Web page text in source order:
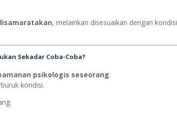
, melainkan disesuaikan dengan kondisi
Sekadar Coba-Coba?
psikologis seseorang.
kondisi.